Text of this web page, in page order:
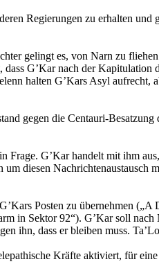
Regierungen zu erhalten
gelingt es, von Narn zu
G’Kar nach der Kapitulation
halten G’Kars Asyl aufrecht,
gegen die Centauri-
G’Kar handelt mit ihm
diesen Nachrichtenaustausch
Posten zu übernehmen
in Sektor 92“). G’Kar soll
ihn, dass er bleiben muss.
Kräfte aktiviert, für